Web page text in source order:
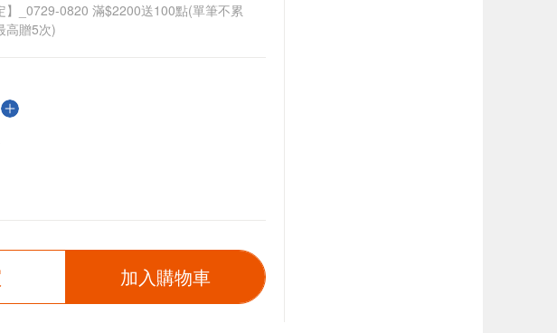
】_0729-0820 滿$2200送100點(單筆不累
高贈5次)
加入購物車